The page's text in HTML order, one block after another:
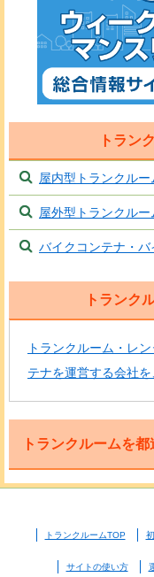
トラン
屋内型トランクル
屋外型トランクル
バイクコンテナ・
トランク
トランクルーム・レ
テナを運営する会社
トランクルームを
トランクルームTOP
サイトの使い方